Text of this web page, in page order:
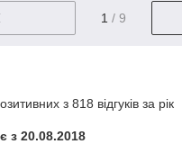
1 / 9
з 818 відгуків за рік
з 20.08.2018